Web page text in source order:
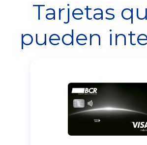
Tarjetas
pueden